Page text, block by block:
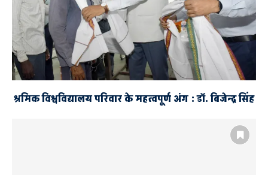
श्रमिक विश्वविद्यालय परिवार के महत्वपूर्ण अंग : डॉ. बिजेन्द्र सिंह